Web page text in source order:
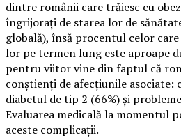
dintre românii care trăiesc cu
îngrijorați de starea lor de
globală), însă procentul celor
lor pe termen lung este aproape
pentru viitor vine din faptul că
conștienți de afecțiunile asociate:
diabetul de tip 2 (66%) și
Evaluarea medicală la momentul
aceste complicații.